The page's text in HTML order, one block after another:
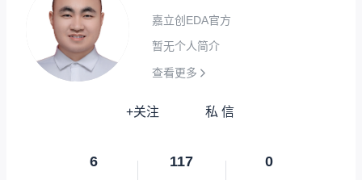
工
嘉立创EDA官方
暂无个人简介
查看更多
+关注 私 信
6 117 0